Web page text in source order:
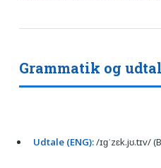
Grammatik og
Udtale (ENG):/ɪɡˈzɛk.jʊ.tɪv/